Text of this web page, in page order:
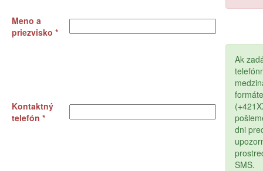
Meno a
priezvisko *
Kontaktný
telefón *
Ak
formáte
dni
SMS.